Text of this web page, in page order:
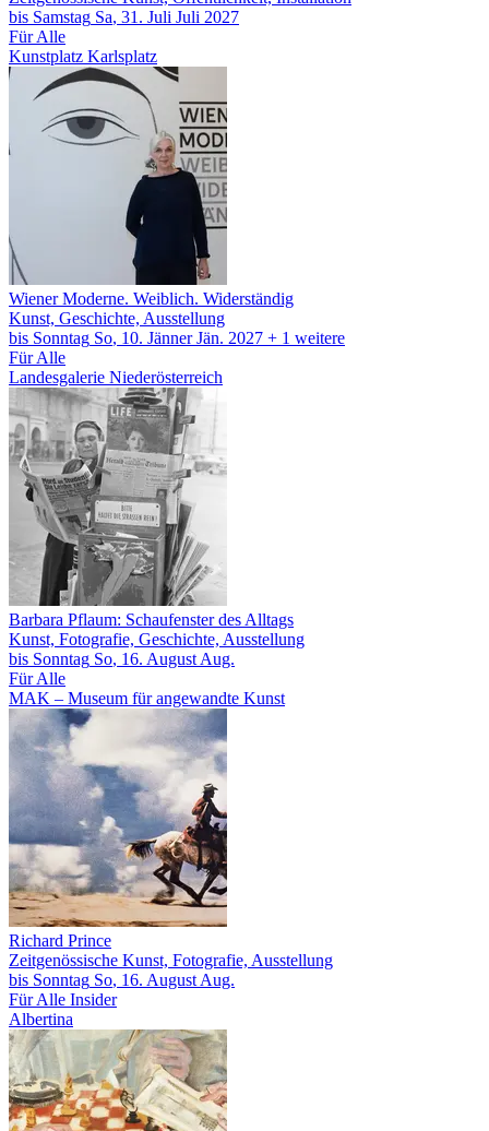
bis Samstag Sa, 31. Juli Juli 2027
Für Alle
Kunstplatz Karlsplatz
Wiener Moderne. Weiblich. Widerständig
Kunst, Geschichte, Ausstellung
bis Sonntag So, 10. Jänner Jän. 2027 + 1 weitere
Für Alle
Landesgalerie Niederösterreich
Barbara Pflaum: Schaufenster des Alltags
Kunst, Fotografie, Geschichte, Ausstellung
bis Sonntag So, 16. August Aug.
Für Alle
MAK – Museum für angewandte Kunst
Richard Prince
Zeitgenössische Kunst, Fotografie, Ausstellung
bis Sonntag So, 16. August Aug.
Für Alle Insider
Albertina